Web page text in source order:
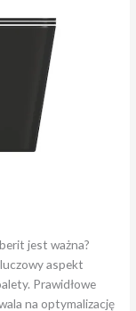
jest ważna?
aspekt
Prawidłowe
na optymalizację